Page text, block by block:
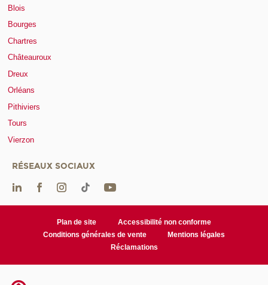
Blois
Bourges
Chartres
Châteauroux
Dreux
Orléans
Pithiviers
Tours
Vierzon
RÉSEAUX SOCIAUX
Plan de site
Accessibilité non conforme
Conditions générales de vente
Mentions légales
Réclamations